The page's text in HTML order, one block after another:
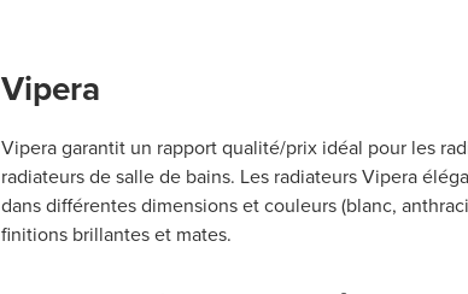
Vipera
Vipera garantit un rapport qualité/prix idéal pour les
radiateurs de salle de bains. Les radiateurs Vipera
dans différentes dimensions et couleurs (blanc,
finitions brillantes et mates.